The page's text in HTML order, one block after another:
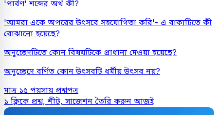
'পার্বণ' শব্দের অর্থ কী?
'আমরা একে অপরের উৎসবে সহযোগিতা করি'- এ বাক্যটিতে কী
বোঝানো হয়েছে?
অনুচ্ছেদটিতে কোন বিষয়টিকে প্রাধান্য দেওয়া হয়েছে?
অনুচ্ছেদে বর্ণিত কোন উৎসবটি ধর্মীয় উৎসব নয়?
মাত্র ১৫ পয়সায় প্রশ্নপত্র
১ ক্লিকে প্রশ্ন, শীট, সাজেশন তৈরি করুন আজই